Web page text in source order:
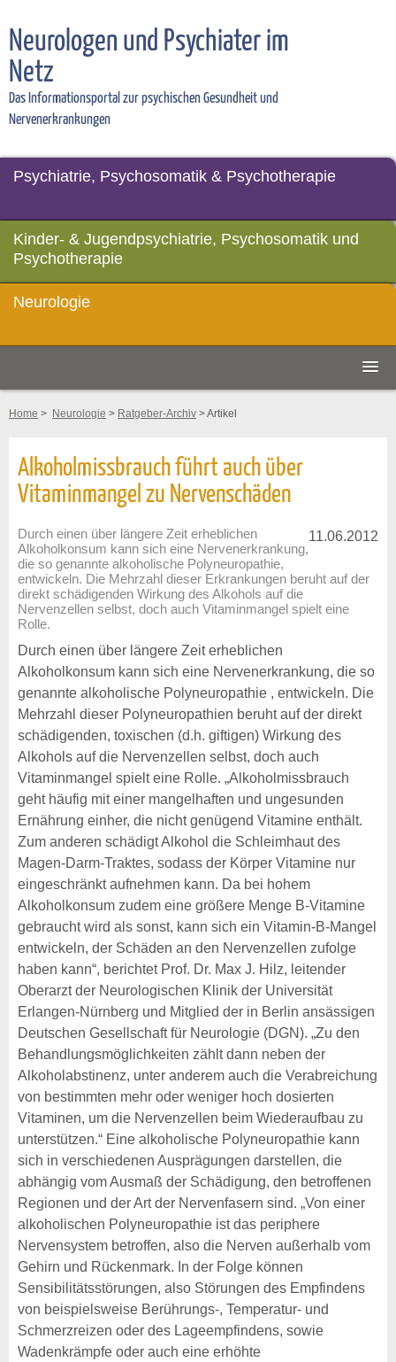
Neurologen und Psychiater im
Netz
Das Informationsportal zur psychischen Gesundheit und
Nervenerkrankungen
Psychiatrie, Psychosomatik & Psychotherapie
Kinder- & Jugendpsychiatrie, Psychosomatik und
Psychotherapie
Neurologie
Home > Neurologie > Ratgeber-Archiv > Artikel
Alkoholmissbrauch führt auch über
Vitaminmangel zu Nervenschäden
11.06.2012
Durch einen über längere Zeit erheblichen
Alkoholkonsum kann sich eine Nervenerkrankung,
die so genannte alkoholische Polyneuropathie,
entwickeln. Die Mehrzahl dieser Erkrankungen beruht auf der
direkt schädigenden Wirkung des Alkohols auf die
Nervenzellen selbst, doch auch Vitaminmangel spielt eine
Rolle.
Durch einen über längere Zeit erheblichen
Alkoholkonsum kann sich eine Nervenerkrankung, die so
genannte alkoholische Polyneuropathie , entwickeln. Die
Mehrzahl dieser Polyneuropathien beruht auf der direkt
schädigenden, toxischen (d.h. giftigen) Wirkung des
Alkohols auf die Nervenzellen selbst, doch auch
Vitaminmangel spielt eine Rolle. „Alkoholmissbrauch
geht häufig mit einer mangelhaften und ungesunden
Ernährung einher, die nicht genügend Vitamine enthält.
Zum anderen schädigt Alkohol die Schleimhaut des
Magen-Darm-Traktes, sodass der Körper Vitamine nur
eingeschränkt aufnehmen kann. Da bei hohem
Alkoholkonsum zudem eine größere Menge B-Vitamine
gebraucht wird als sonst, kann sich ein Vitamin-B-Mangel
entwickeln, der Schäden an den Nervenzellen zufolge
haben kann“, berichtet Prof. Dr. Max J. Hilz, leitender
Oberarzt der Neurologischen Klinik der Universität
Erlangen-Nürnberg und Mitglied der in Berlin ansässigen
Deutschen Gesellschaft für Neurologie (DGN). „Zu den
Behandlungsmöglichkeiten zählt dann neben der
Alkoholabstinenz, unter anderem auch die Verabreichung
von bestimmten mehr oder weniger hoch dosierten
Vitaminen, um die Nervenzellen beim Wiederaufbau zu
unterstützen.“ Eine alkoholische Polyneuropathie kann
sich in verschiedenen Ausprägungen darstellen, die
abhängig vom Ausmaß der Schädigung, den betroffenen
Regionen und der Art der Nervenfasern sind. „Von einer
alkoholischen Polyneuropathie ist das periphere
Nervensystem betroffen, also die Nerven außerhalb vom
Gehirn und Rückenmark. In der Folge können
Sensibilitätsstörungen, also Störungen des Empfindens
von beispielsweise Berührungs-, Temperatur- und
Schmerzreizen oder des Lageempfindens, sowie
Wadenkrämpfe oder auch eine erhöhte